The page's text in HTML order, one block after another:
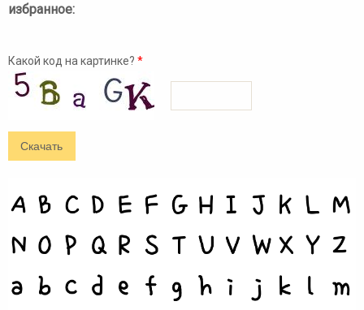
избранное:
Какой код на картинке? *